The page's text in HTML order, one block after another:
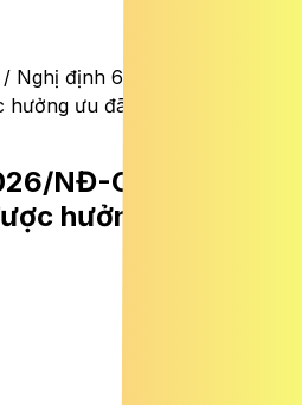
/ Nghị định 66/2026/NĐ-CP:
ưu đãi gì từ ngày 15/3?
NĐ-CP: Học
hưởng ưu đãi gì